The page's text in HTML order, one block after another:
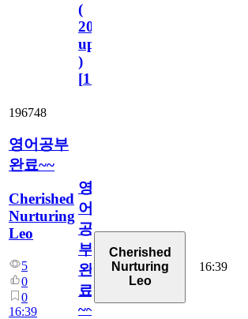
(
2023.11.1
update
)
[110
196748
영어공부
완료~~
Cherished
Nurturing
Leo
5
0
0
16:39
영
어
공
부
완
료
~~
Cherished
Nurturing
Leo
16:39